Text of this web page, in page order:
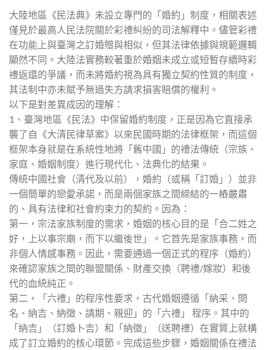
大陸地區《民法典》未設立專門的「婚約」制度，相關表述
僅見於最高人民法院關於彩禮糾紛的司法解釋中。儘管彩禮
在功能上與臺灣之訂婚贈與相似，但其法律依據與規範邏輯
顯然不同。大陸法實務較著重於婚姻未成立或短暫存續時彩
禮返還的爭議，而未將婚約視為具有獨立契約性質的制度，
其法制中亦未賦予無過失方請求損害賠償的權利。
以下是對差異成因的理解：
1、臺灣地區《民法》中保留婚約制度，正是因為它直接承
襲了自《大清民律草案》以來民國時期的法律框架，而這個
框架本身就是在系統性地將「舊中國」的禮法傳統（宗族、
家庭、婚姻制度）進行現代化、法典化的結果。
傳統中國社會（清代及以前），婚約（或稱「訂婚」）並非
一個簡單的戀愛承諾，而是兩個家族之間締結的一樁嚴肅
的、具有法律和社會約束力的契約。因為：
第一，宗法家族制度的需求，婚姻的核心目的是「合二姓之
好，上以事宗廟，而下以繼後世」。它首先是家族事務，而
非個人情感事務。因此，需要通過一個正式的程序（婚約）
來確認家族之間的聯盟關係、財產交換（聘禮/嫁妝）和後
代的血統純正。
第二，「六禮」的程序性要求，古代婚姻遵循「納采、問
名、納吉、納徵、請期、親迎」的「六禮」 程序。其中的
「納吉」（訂婚卜吉）和「納徵」（送聘禮）在實質上就構
成了訂立婚約的核心環節。完成這些步驟，婚姻關係在禮法